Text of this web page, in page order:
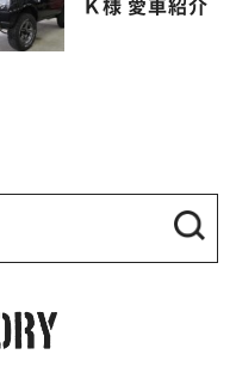
Ｋ様 愛車紹介